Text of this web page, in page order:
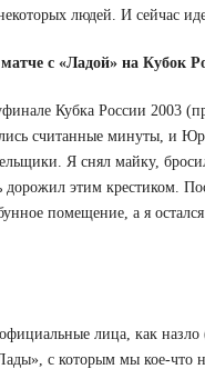
людей. И сейчас
с «Ладой» на Кубок
Кубка России 2003
считанные минуты, и
Я снял майку,
этим крестиком.
помещение, а я остался
лица, как
с которым мы кое-что